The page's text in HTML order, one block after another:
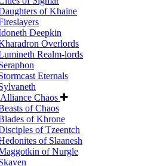
of Khaine
Deepkin
Overlords
Realm-lords
Eternals
Chaos
of Chaos
of Khrone
of Tzeentch
of Slaanesh
of Nurgle